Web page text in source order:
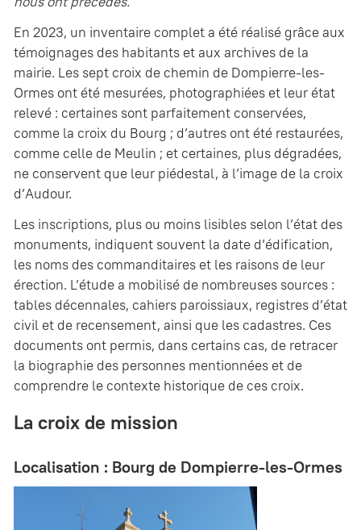
En 2023, un inventaire complet a été réalisé grâce aux
témoignages des habitants et aux archives de la
mairie. Les sept croix de chemin de Dompierre-les-
Ormes ont été mesurées, photographiées et leur état
relevé : certaines sont parfaitement conservées,
comme la croix du Bourg ; d’autres ont été restaurées,
comme celle de Meulin ; et certaines, plus dégradées,
ne conservent que leur piédestal, à l’image de la croix
d’Audour.
Les inscriptions, plus ou moins lisibles selon l’état des
monuments, indiquent souvent la date d’édification,
les noms des commanditaires et les raisons de leur
érection. L’étude a mobilisé de nombreuses sources :
tables décennales, cahiers paroissiaux, registres d’état
civil et de recensement, ainsi que les cadastres. Ces
documents ont permis, dans certains cas, de retracer
la biographie des personnes mentionnées et de
comprendre le contexte historique de ces croix.
La croix de mission
Localisation : Bourg de Dompierre-les-Ormes